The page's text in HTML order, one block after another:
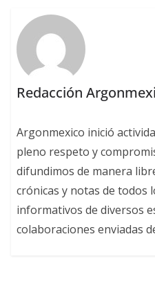
Redacción
Argonmexico inició
pleno respeto y
difundimos de manera
crónicas y notas de todos
informativos de diversos
colaboraciones enviadas